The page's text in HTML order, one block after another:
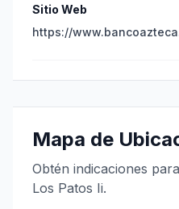
Sitio Web
https://
Mapa de
Obtén indicaciones
Los Patos Ii.